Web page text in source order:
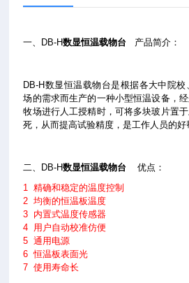
一、DB-H数显恒温载物台 产品简介：
DB-H数显恒温载物台是根据各大中院
场的需求而生产的一种小型恒温设备，
牧场进行人工授精时，可将多块玻片置
死，从而提高试验精度，是工作人员的好
二、DB-H数显恒温载物台 优点：
1 精确和稳定的温度控制
2 均衡的恒温板温度
3 内置式温度传感器
4 用户自动校准仿便
5 通用电源
6 恒温板表面光
7 使用寿命长